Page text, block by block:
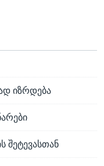
იზრდება
შეტევასთან